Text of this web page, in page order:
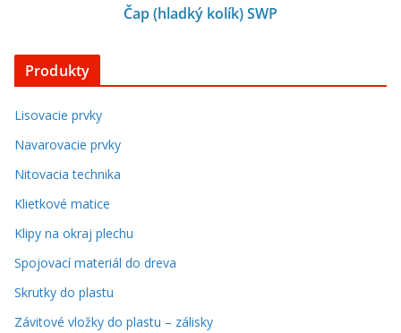
Čap (hladký kolík) SWP
Produkty
Lisovacie prvky
Navarovacie prvky
Nitovacia technika
Klietkové matice
Klipy na okraj plechu
Spojovací materiál do dreva
Skrutky do plastu
Závitové vložky do plastu – zálisky